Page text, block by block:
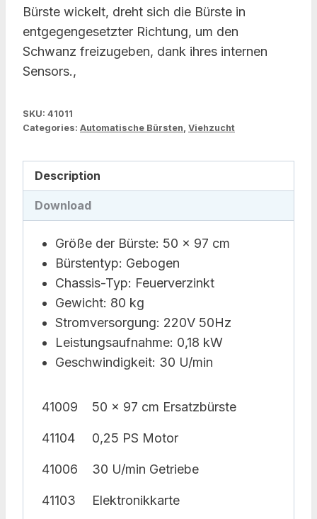
Bürste wickelt, dreht sich die Bürste in
entgegengesetzter Richtung, um den
Schwanz freizugeben, dank ihres internen
Sensors.,
SKU: 41011
Categories: Automatische Bürsten, Viehzucht
Description
Download
Größe der Bürste: 50 x 97 cm
Bürstentyp: Gebogen
Chassis-Typ: Feuerverzinkt
Gewicht: 80 kg
Stromversorgung: 220V 50Hz
Leistungsaufnahme: 0,18 kW
Geschwindigkeit: 30 U/min
41009 50 x 97 cm Ersatzbürste
41104 0,25 PS Motor
41006 30 U/min Getriebe
41103 Elektronikkarte